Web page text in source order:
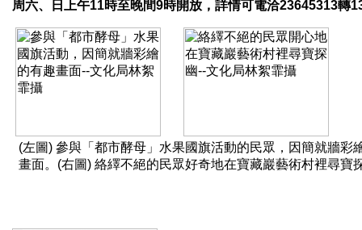
周六、日上午11時至晚間9時開放，詳情可電洽23645313轉
(左圖) 參與「都市酵母」水果國旗活動的民眾，因簡就牆彩
畫面。(右圖) 絡繹不絕的民眾好奇地在寶藏巖藝術村裡尋寶